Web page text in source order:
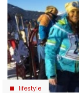
lifestyle